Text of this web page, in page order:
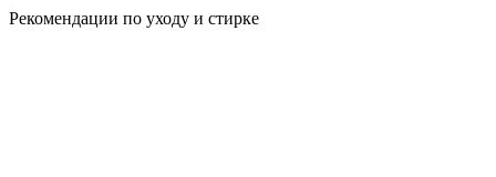
Рекомендации по уходу и стирке